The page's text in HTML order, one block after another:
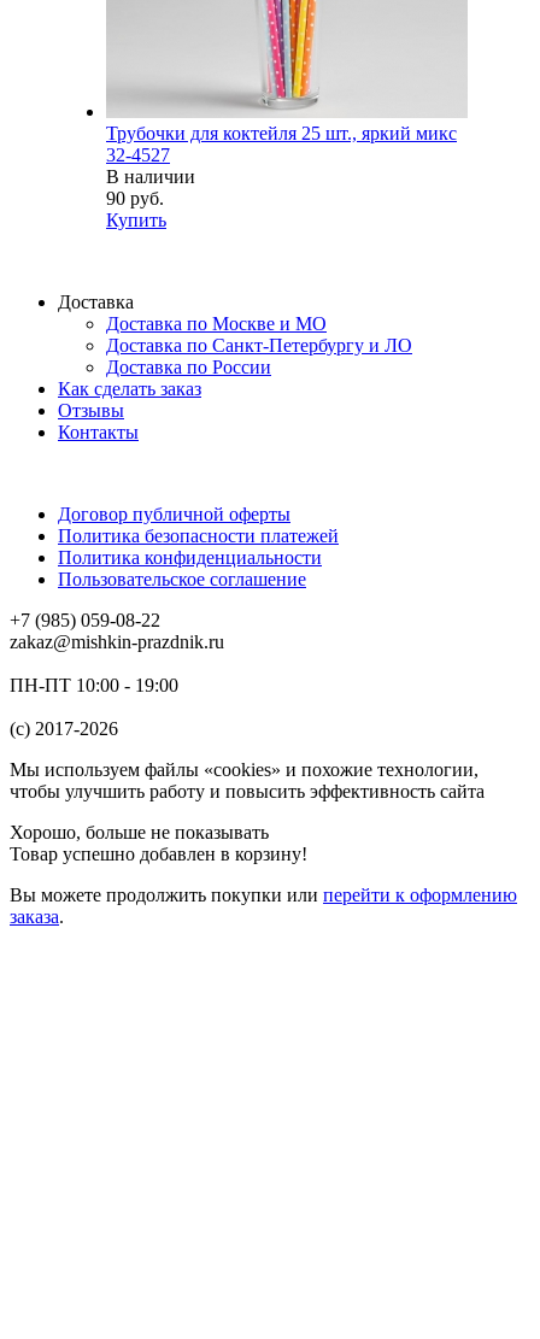
Трубочки для коктейля 25 шт., яркий микс
32-4527
В наличии
90 руб.
Купить
Доставка
Доставка по Москве и МО
Доставка по Санкт-Петербургу и ЛО
Доставка по России
Как сделать заказ
Отзывы
Контакты
Договор публичной оферты
Политика безопасности платежей
Политика конфиденциальности
Пользовательское соглашение
+7 (985) 059-08-22
zakaz@mishkin-prazdnik.ru
ПН-ПТ 10:00 - 19:00
(c) 2017-2026
Мы используем файлы «cookies» и похожие технологии,
чтобы улучшить работу и повысить эффективность сайта
Хорошо, больше не показывать
Товар успешно добавлен в корзину!
Вы можете продолжить покупки или перейти к оформлению
заказа.